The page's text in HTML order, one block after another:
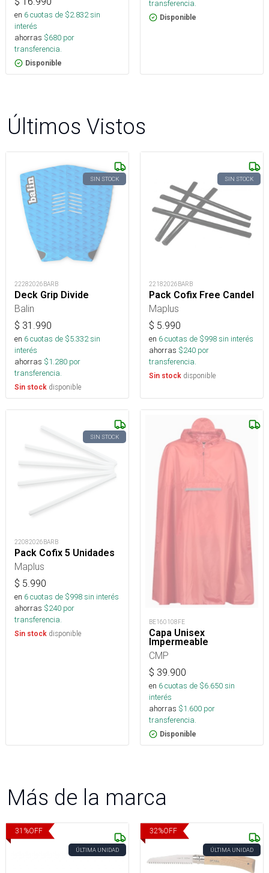
en 6cuotas de $2.832sin
interés
ahorras $680 por
transferencia.
Disponible
transferencia.
Disponible
Últimos Vistos
SIN STOCK
22282026BARB
Deck Grip Divide
Balin
$ 31.990
en 6cuotas de $5.332sin
interés
ahorras $1.280 por
transferencia.
Sin stock disponible
SIN STOCK
22182026BARB
Pack Cofix Free Candel
Maplus
$ 5.990
en 6cuotas de $998sin interés
ahorras $240 por
transferencia.
Sin stock disponible
SIN STOCK
22082026BARB
Pack Cofix 5 Unidades
Maplus
$ 5.990
en 6cuotas de $998sin interés
ahorras $240 por
transferencia.
Sin stock disponible
BE160108FE
Capa Unisex
Impermeable
CMP
$ 39.900
en 6cuotas de $6.650sin
interés
ahorras $1.600 por
transferencia.
Disponible
Más de la marca
31 %OFF
ÚLTIMA UNIDAD
32%OFF
ÚLTIMA UNIDAD